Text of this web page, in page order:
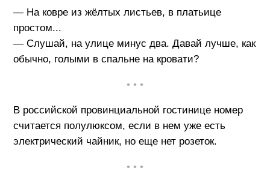
— На ковре из жёлтых листьев, в платьице
простом...
— Слушай, на улице минус два. Давай лучше, как
обычно, голыми в спальне на кровати?
• • •
В российской провинциальной гостинице номер
считается полулюксом, если в нем уже есть
электрический чайник, но еще нет розеток.
• • •